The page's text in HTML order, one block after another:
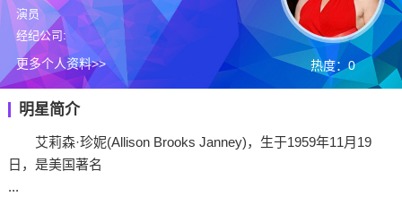
热度：0
演员
经纪公司:
更多个人资料>>
明星简介
艾莉森·珍妮(Allison Brooks Janney)，生于1959年11月19
日，是美国著名
...